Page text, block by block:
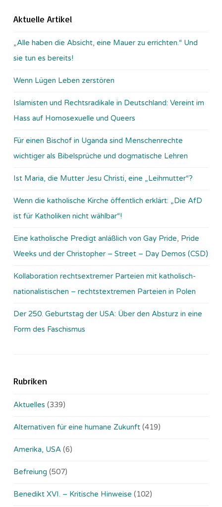
Aktuelle Artikel
„Alle haben die Absicht, eine Mauer zu errichten.“ Und
sie tun es bereits!
Wenn Lügen Leben zerstören
Islamisten und Rechtsradikale in Deutschland: Vereint im
Hass auf Homosexuelle und Queers
Für einen Bischof in Uganda sind Menschenrechte
wichtiger als Bibelsprüche und dogmatische Lehren
Ist Maria, die Mutter Jesu Christi, eine „Leihmutter“?
Wenn die katholische Kirche öffentlich erklärt: „Die AfD
ist für Katholiken nicht wählbar“!
Eine katholische Predigt anläßlich von Gay Pride, Pride
Weeks und der Christopher – Street – Day Demos (CSD)
Kollaboration rechtsextremer Parteien mit katholisch-
nationalistischen – rechtstextremen Parteien in Polen
Der 250. Geburtstag der USA: Über den Absturz in eine
Form des Faschismus
Rubriken
Aktuelles (339)
Alternativen für eine humane Zukunft (419)
Amerika, USA (6)
Befreiung (507)
Benedikt XVI. – Kritische Hinweise (102)